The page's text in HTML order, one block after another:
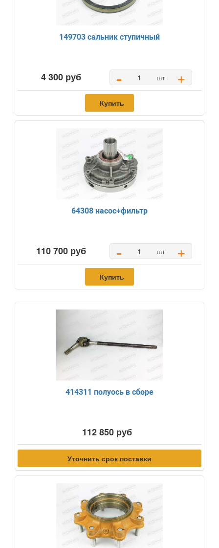
149703 сальник ступичный
4 300 руб - шт +
Купить
64308 насос+фильтр
110 700 руб - шт +
Купить
414311 полуось в сборе
112 850 руб
Уточнить срок поставки